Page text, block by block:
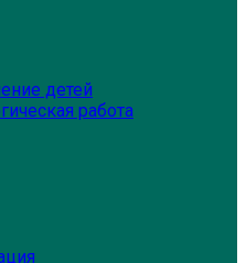
детей
работа